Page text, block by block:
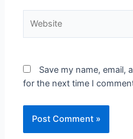
Save my name, email,
for the next time I